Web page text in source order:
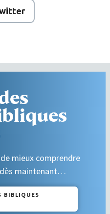
mieux comprendre
dès maintenant…
BIBLIQUES